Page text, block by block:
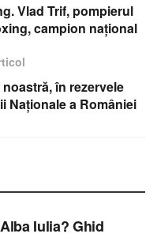
Vlad Trif, pompierul
campion național
în rezervele
Naționale a României
Iulia? Ghid